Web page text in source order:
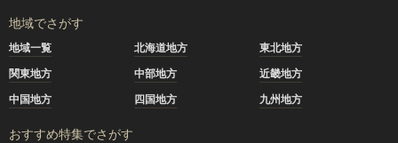
地域でさがす
地域一覧 北海道地方
東北地方
関東地方
中部地方
近畿地方
中国地方
四国地方 九州地方
おすすめ特集でさがす